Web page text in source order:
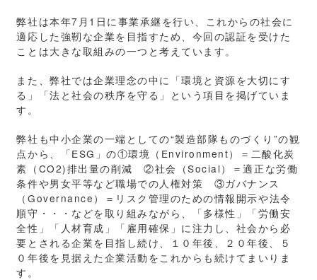
弊社は本年7月1日に事業承継を行い、これからの社会に
適応した強靭な企業を目指すため、今回の認証を受けた
ことは大きな取組みの一つと考えています。
また、弊社では企業理念の中に「環境と資源を大切にす
る」「法と社会の秩序を守る」という項目を掲げていま
す。
弊社も中小企業の一端としての“製造部隊ものづくり”の観
点から、「ESG」の①環境（Environment）＝二酸化炭
素（CO2)排出量の削減 ②社会（Social）＝適正な労働
条件や男女平等など職場での人権対策 ③ガバナンス
（Governance）＝リスク管理のための情報開示や法令
順守・・・などを取り組みながら、「多様性」「労働安
全性」「人材育成」「雇用確保」に注力し、社会から必
要とされる企業を目指し続け、１０年後、２０年後、５
０年後を見据えた企業活動をこれからも続けてまいりま
す。